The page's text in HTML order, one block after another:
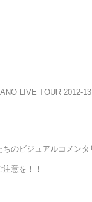
LIVE TOUR 2012-
のビジュアルコメン
意を！！